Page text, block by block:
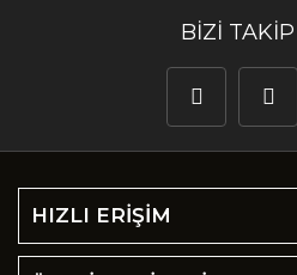
BİZİ
HIZLI ERİŞİM